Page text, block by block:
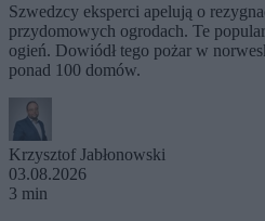
Szwedzcy eksperci apelują o
przydomowych ogrodach. Te
ogień. Dowiódł tego pożar w
ponad 100 domów.
Krzysztof Jabłonowski
03.08.2026
3 min